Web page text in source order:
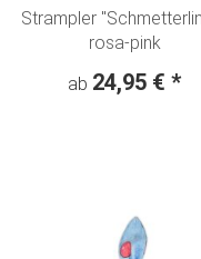
Strampler
rosa-pink
ab 24,95 € *